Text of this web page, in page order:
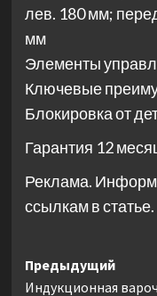
лев. 180 мм;
мм
Элементы
Ключевые
Блокировка от
Гарантия 12
Реклама.
ссылкам в статье.
Навигация
Предыдущий
Индукционная